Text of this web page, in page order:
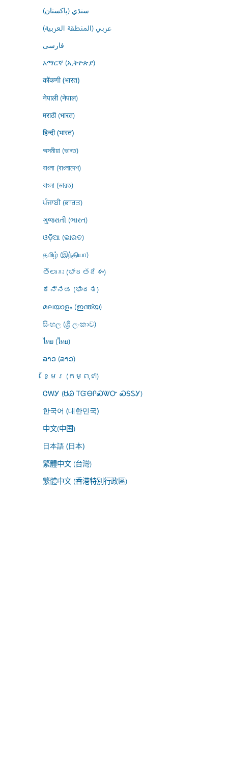
سنڌي (پاکستان)
عربي (المنطقة العربية)
فارسى
አማርኛ (ኢትዮጵያ)
कोंकणी (भारत)
नेपाली (नेपाल)
मराठी (भारत)
हिन्दी (भारत)
অসমীয়া (ভাৰত)
বাংলা (বাংলাদেশ)
বাংলা (ভারত)
ਪੰਜਾਬੀ (ਭਾਰਤ)
ગુજરાતી (ભારત)
ଓଡ଼ିଆ (ଭାରତ)
தமிழ் (இந்தியா)
తెలుగు (భారతదేశం)
ಕನ್ನಡ (ಭಾರತ)
മലയാളം (ഇന്ത്യ)
සිංහල (ශ්‍රී ලංකාව)
ไทย (ไทย)
ລາວ (ລາວ)
ខ្មែរ (កម្ពុជា)
ᏣᎳᎩ (ᏌᏊ ᎢᏳᎾᎵᏍᏔᏅ ᏍᎦᏚᎩ)
한국어 (대한민국)
中文(中国)
日本語 (日本)
繁體中文 (台灣)
繁體中文 (香港特別行政區)